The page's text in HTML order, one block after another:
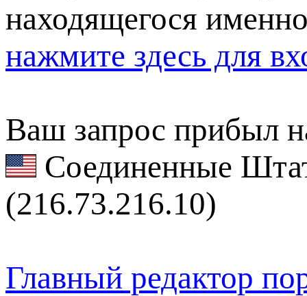
находящегося
нажмите здесь для
Ваш запрос прибыл
Соединенные
(216.73.216.10)
Главный редактор